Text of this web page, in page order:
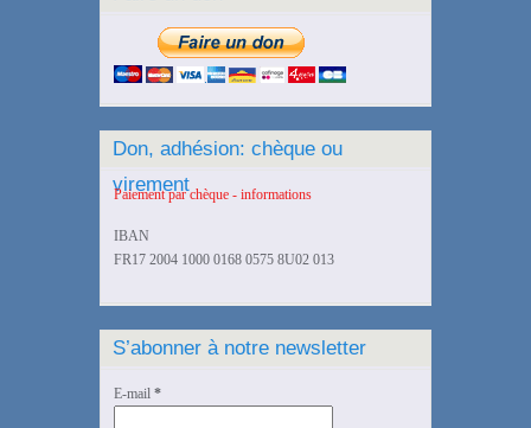
Don, adhésion: chèque ou
virement
Paiement par chèque - informations
IBAN
FR17 2004 1000 0168 0575 8U02 013
S’abonner à notre newsletter
E-mail *